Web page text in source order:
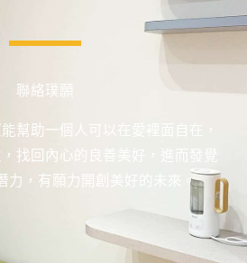
聯絡璞願
幫助一個人可以在愛裡面自在，
找回內心的良善美好，進而發覺
力，有願力開創美好的未來。